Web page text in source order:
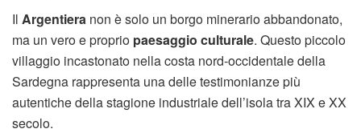
Il Argentiera non è solo un borgo minerario abbandonato,
ma un vero e proprio paesaggio culturale. Questo piccolo
villaggio incastonato nella costa nord-occidentale della
Sardegna rappresenta una delle testimonianze più
autentiche della stagione industriale dell’isola tra XIX e XX
secolo.